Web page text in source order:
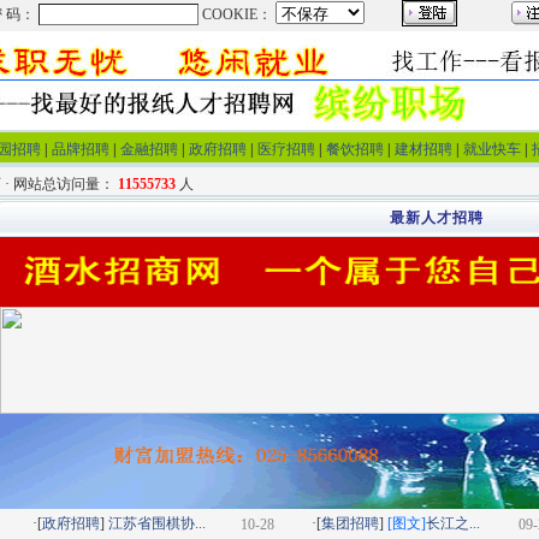
招聘 品牌招聘 金融招聘 政府招聘 医疗招聘 餐饮招聘 建材招聘 就业快车
· 网站总访问量： 11555733 人
最新人才招聘
10-28
·[政府招聘]江苏省围棋协... ·[集团招聘] [图文]长江之...